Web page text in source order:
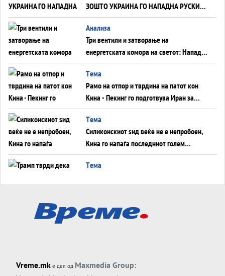
ЗОШТО УКРАИНА ГО НАПАДНА РУСКИОТ
WILDBERRIES
Aнализа
Три вентили и затворање на
енергетската комора на светот: Нападот
во Суец најавува глобален енергетски
инфаркт?
Tема
Рамо на отпор и тврдина на патот кон
Кина - Пекинг го подготвува Иран за
американска копнена инвазија
Tема
Силиконскиот ѕид веќе не е непробоен,
Кина го напаѓа последниот голем
монопол на Западот?
Tема
Tема
ДЛАБОКО УДОЛУ: Сметководствените
АТОМСКО ДОМИНО НА БЛИСКИОТ
Vreme.mk е дел од Maxmedia Group: